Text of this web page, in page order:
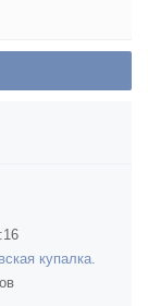
купалка.